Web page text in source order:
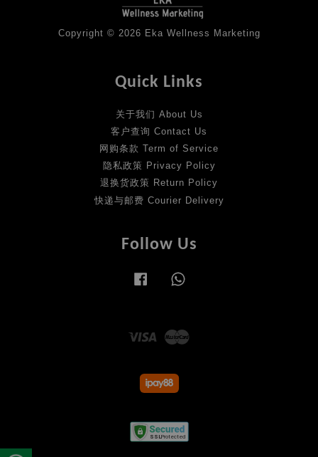
Copyright © 2026 Eka Wellness Marketing
Quick Links
关于我们 About Us
客户查询 Contact Us
网购条款 Term of Service
隐私政策 Privacy Policy
退换货政策 Return Policy
快递与邮费 Courier Delivery
Follow Us
Facebook
Visa